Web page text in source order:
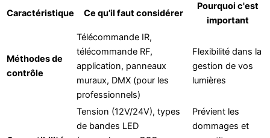
Caractéristique Ce qu’il faut considérer
Pourquoi c'est
important
Méthodes de
contrôle
Télécommande IR,
télécommande RF,
application, panneaux
muraux, DMX (pour les
professionnels)
Flexibilité dans la
gestion de vos
lumières
Tension (12V/24V), types
de bandes LED
Prévient les
dommages et